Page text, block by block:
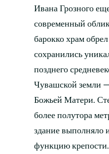
Ивана Грозного
современный
барокко храм
сохранились
позднего
Чувашской земли
Божьей Матери.
более полутора
здание выполняло
функцию крепости.